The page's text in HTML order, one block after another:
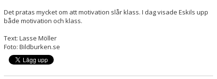
Det pratas mycket om att motivation slår klass. I dag visade Eskils upp
både motivation och klass.
Text: Lasse Möller
Foto: Bildburken.se